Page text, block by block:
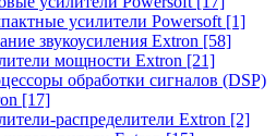
усилители Powersoft [1]
звукоусиления Extron [58]
мощности Extron [21]
обработки сигналов (DSP)
[17]
распределители Extron [2]